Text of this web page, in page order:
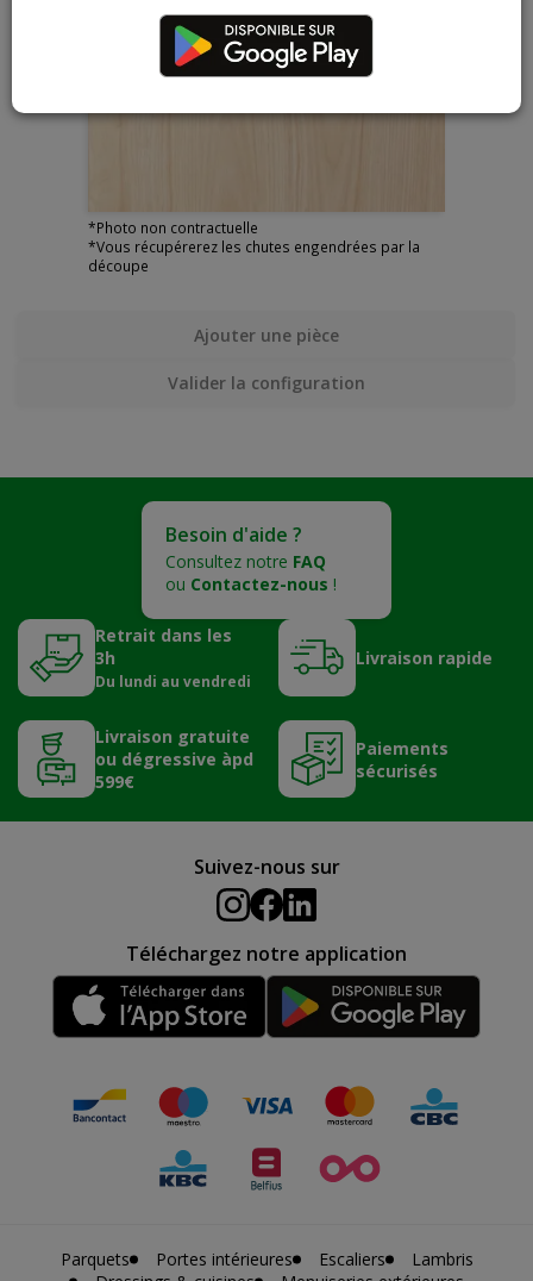
*Photo non contractuelle
*Vous récupérerez les chutes engendrées par la
découpe
Ajouter une pièce
Valider la configuration
Besoin d'aide ?
Consultez notre FAQ
ou Contactez-nous !
Retrait dans les
3h
Du lundi au vendredi
Livraison rapide
Livraison gratuite
ou dégressive àpd
599€
Paiements
sécurisés
Suivez-nous sur
Téléchargez notre application
Parquets Portes intérieures Escaliers
Lambris